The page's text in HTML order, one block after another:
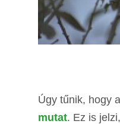
Úgy tűnik, hogy
mutat. Ez is